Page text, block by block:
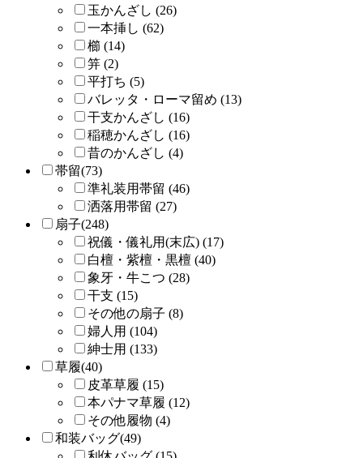
玉かんざし (26)
一本挿し (62)
櫛 (14)
笄 (2)
平打ち (5)
バレッタ・ローマ留め (13)
干支かんざし (16)
稲穂かんざし (16)
昔のかんざし (4)
帯留(73)
準礼装用帯留 (46)
洒落用帯留 (27)
扇子(248)
祝儀・儀礼用(末広) (17)
白檀・紫檀・黒檀 (40)
象牙・牛こつ (28)
干支 (15)
その他の扇子 (8)
婦人用 (104)
紳士用 (133)
草履(40)
皮革草履 (15)
本パナマ草履 (12)
その他履物 (4)
和装バッグ(49)